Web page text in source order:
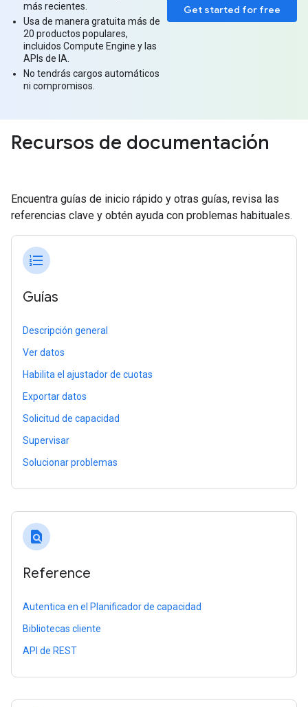
Get started for free
más recientes.
Usa de manera gratuita más de
20 productos populares,
incluidos Compute Engine y las
APIs de IA.
No tendrás cargos automáticos
ni compromisos.
Recursos de documentación
Encuentra guías de inicio rápido y otras guías, revisa las
referencias clave y obtén ayuda con problemas habituales.
format_list_numbered
Guías
Descripción general
Ver datos
Habilita el ajustador de cuotas
Exportar datos
Solicitud de capacidad
Supervisar
Solucionar problemas
find_in_page
Reference
Autentica en el Planificador de capacidad
Bibliotecas cliente
API de REST